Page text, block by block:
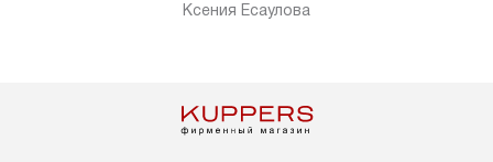
покупателю в течение трех дней.
После 100% предоплаты наша
Ксения Есаулова